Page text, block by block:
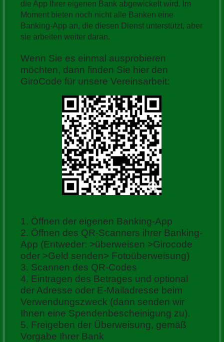
die App Ihrer eigenen Bank abgewickelt wird. Im
Moment bieten noch nicht alle Banken eine
Banking-App an, die diesen Dienst unterstützt, aber
sie arbeiten weiter daran.
Wenn Sie es einmal ausprobieren
möchten, dann finden Sie hier den
GiroCode für unsere Vereinsarbeit:
1. Öffnen der eigenen Banking-App
2. Öffnen des QR-Scanners ihrer Banking-
App (Entweder: >überweisen >Girocode
oder >Geld senden> Fotoüberweisung)
3. Scannen des QR-Codes
4. Eintragen des Betrages und optional
der Adresse oder E-Mailadresse beim
Verwendungszweck (dann senden wir
Ihnen eine Spendenbescheinigung zu).
5. Freigeben der Überweisung, gemäß
Vorgabe Ihrer Bank